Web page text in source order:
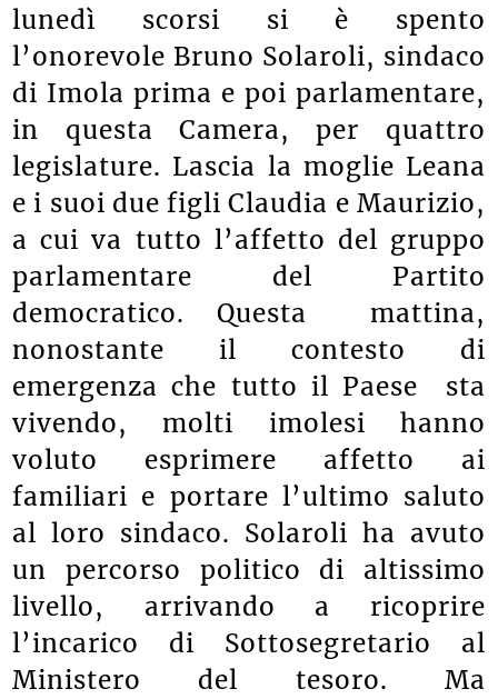
lunedì scorsi si è spento
l’onorevole Bruno Solaroli, sindaco
di Imola prima e poi parlamentare,
in questa Camera, per quattro
legislature. Lascia la moglie Leana
e i suoi due figli Claudia e Maurizio,
a cui va tutto l’affetto del gruppo
parlamentare del Partito
democratico. Questa mattina,
nonostante il contesto di
emergenza che tutto il Paese sta
vivendo, molti imolesi hanno
voluto esprimere affetto ai
familiari e portare l’ultimo saluto
al loro sindaco. Solaroli ha avuto
un percorso politico di altissimo
livello, arrivando a ricoprire
l’incarico di Sottosegretario al
Ministero del tesoro. Ma